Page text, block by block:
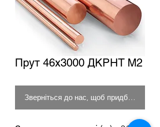
Прут 46х3000 ДКРНТ М2
Зверніться до нас, щоб придбати товар